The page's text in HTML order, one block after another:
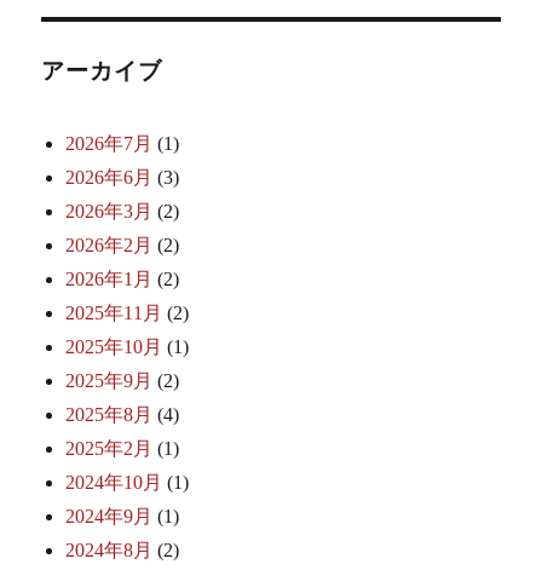
アーカイブ
2026年7月 (1)
2026年6月 (3)
2026年3月 (2)
2026年2月 (2)
2026年1月 (2)
2025年11月 (2)
2025年10月 (1)
2025年9月 (2)
2025年8月 (4)
2025年2月 (1)
2024年10月 (1)
2024年9月 (1)
2024年8月 (2)